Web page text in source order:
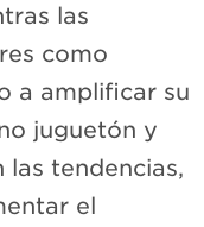
las
como
a amplificar su
juguetón y
las tendencias,
el